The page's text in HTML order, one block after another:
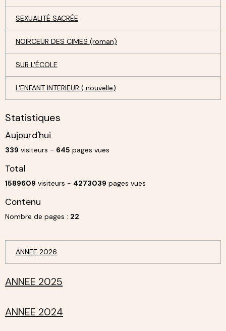
SEXUALITÉ SACRÉE
NOIRCEUR DES CIMES (roman)
SUR L'ÉCOLE
L'ENFANT INTERIEUR ( nouvelle)
Statistiques
Aujourd'hui
339 visiteurs - 645 pages vues
Total
1589609 visiteurs - 4273039 pages vues
Contenu
Nombre de pages : 22
ANNEE 2026
ANNEE 2025
ANNEE 2024